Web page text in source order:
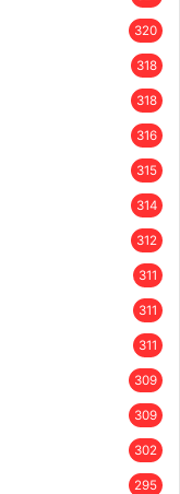
320
318
318
316
315
314
312
311
311
311
309
309
302
295